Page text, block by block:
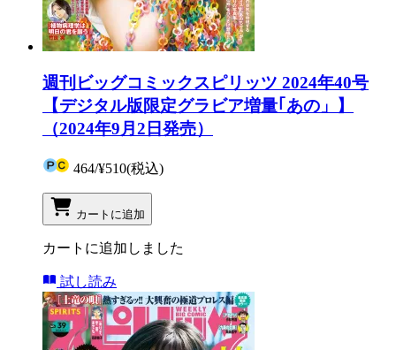
週刊ビッグコミックスピリッツ 2024年40号
【デジタル版限定グラビア増量｢あの」】
（2024年9月2日発売）
464/¥510(税込)
カートに追加
カートに追加しました
試し読み